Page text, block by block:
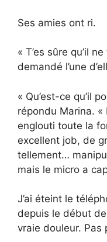
Ses amies ont ri.
« T’es sûre qu’il
demandé l’une
« Qu’est-ce qu’il
répondu Marina.
englouti toute la
excellent job, de
tellement…
mais le micro a
J’ai éteint le
depuis le début
vraie douleur. Pas